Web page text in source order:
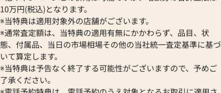
デイトジャスト 126303 ゴ
ロレックス デイトジャスト
Audemars Piguet
オーデマ ピゲ
Vacheron Constantin
ヴァシュロン・コンスタンタン
Van Cleef & Arpels
ヴァンクリーフ＆アーペル
Versace
ヴェルサーチ
ベル＆ロス
BAUME＆MERCIER
ボーム＆メルシエ
BALL Watch
ボール ウォッチ
10万円(税込)となります。
※当特典は適用対象外の店舗がございます。
※通常査定額は、当特典の適用有無にかかわらず、品目、状
態、付属品、当日の市場相場その他の当社統一査定基準に基づ
いて算定します。
※当特典は予告なく終了する可能性がございますので、予めご
了承ください。